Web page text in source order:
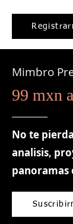
Mimbro
99 mxn
No te
analisis,
panoramas